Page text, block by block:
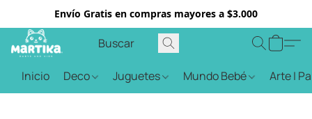
Envío Gratis en compras mayores a $3.000
Inicio Deco Juguetes Mundo Bebé Arte |